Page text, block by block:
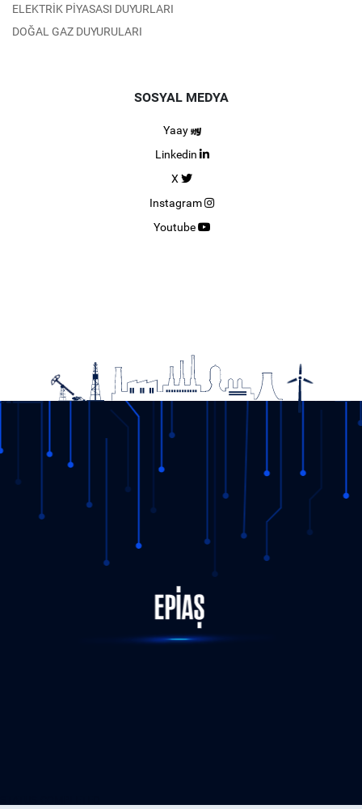
ELEKTRİK PİYASASI DUYURLARI
DOĞAL GAZ DUYURULARI
SOSYAL MEDYA
Yaay
Linkedin
X
Instagram
Youtube